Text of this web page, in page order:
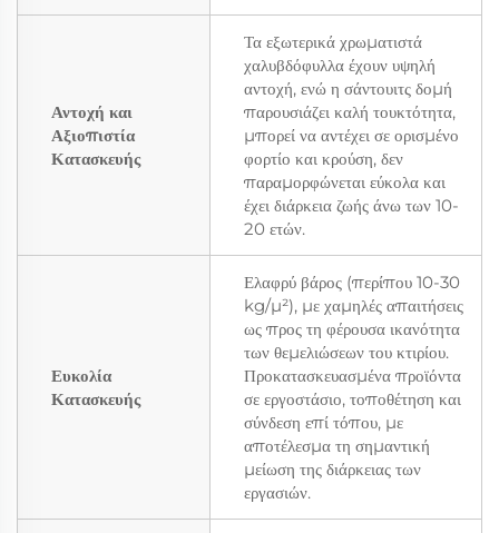
Αντοχή και
Αξιοπιστία
Κατασκευής
Τα εξωτερικά χρωματιστά
χαλυβδόφυλλα έχουν υψηλή
αντοχή, ενώ η σάντουιτς δομή
παρουσιάζει καλή τουκτότητα,
μπορεί να αντέχει σε ορισμένο
φορτίο και κρούση, δεν
παραμορφώνεται εύκολα και
έχει διάρκεια ζωής άνω των 10-
20 ετών.
Ευκολία
Κατασκευής
Ελαφρύ βάρος (περίπου 10-30
kg/μ²), με χαμηλές απαιτήσεις
ως προς τη φέρουσα ικανότητα
των θεμελιώσεων του κτιρίου.
Προκατασκευασμένα προϊόντα
σε εργοστάσιο, τοποθέτηση και
σύνδεση επί τόπου, με
αποτέλεσμα τη σημαντική
μείωση της διάρκειας των
εργασιών.